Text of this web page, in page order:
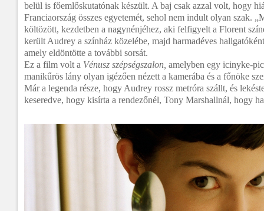
belül is főemlőskutatónak készült. A baj csak azzal volt, hogy
Franciaország összes egyetemét, sehol nem indult olyan szak.
költözött, kezdetben a nagynénjéhez, aki felfigyelt a Florent
került Audrey a színház közelébe, majd harmadéves
amely eldöntötte a további sorsát.
Ez a film volt a Vénusz szépségszalon, amelyben egy icinyke-
manikűrös lány olyan igézően nézett a kamerába és a főnöke
Már a legenda része, hogy Audrey rossz metróra szállt, és
keseredve, hogy kisírta a rendezőnél, Tony Marshallnál, hogy